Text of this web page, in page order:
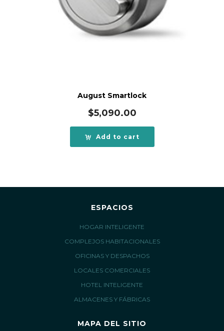
August Smartlock
$5,090.00
Add to cart
ESPACIOS
HOGAR INTELIGENTE
COMPLEJOS HABITACIONALES
OFICINAS Y DESPACHOS
LOCALES COMERCIALES
HOTEL INTELIGENTE
ALMACENES Y FÁBRICAS
MAPA DEL SITIO